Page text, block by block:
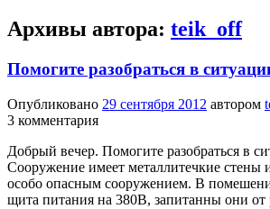
Архивы автора: teik_off
Помогите разобраться в
Опубликовано 29 сентября 2012 автором
3 комментария
Добрый вечер. Помогите разобраться в
Сооружение имеет металлитечкие стены
особо опасным сооружением. В
щита питания на 380В, запитанны они